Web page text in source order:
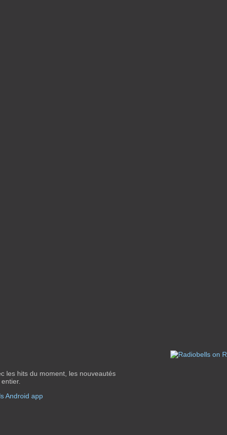
les hits du moment, les nouveautés